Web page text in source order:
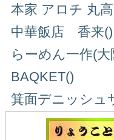
本家 アロチ 丸
中華飯店 香来()
らーめん一作(大
BAQKET()
箕面デニッシュ